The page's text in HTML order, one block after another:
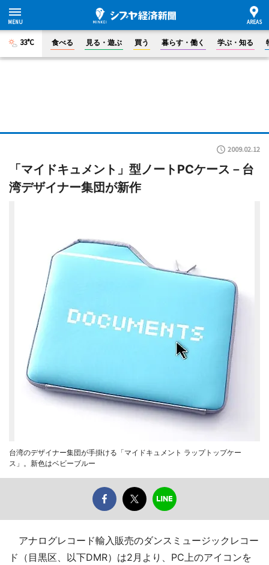
33°C 食べる 見る・遊ぶ 買う 暮らす・働く 学ぶ・知る
2009.02.12
「マイドキュメント」型ノートPCケース－台
湾デザイナー集団が新作
台湾のデザイナー集団が手掛ける「マイドキュメント ラップトップケー
ス」。新色はベビーブルー
アナログレコード輸入販売のダンスミュージックレコー
ド（目黒区、以下DMR）は2月より、PC上のアイコンを